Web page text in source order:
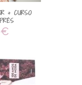
+ CURSO
€